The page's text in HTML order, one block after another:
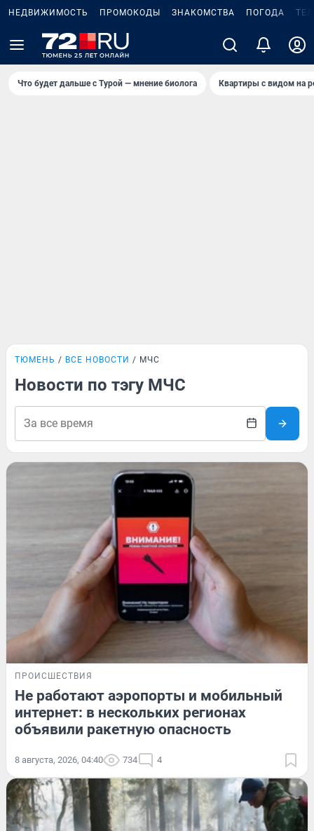
НЕДВИЖИМОСТЬ ПРОМОКОДЫ ЗНАКОМСТВА ПОГОДА
Что будет дальше с Турой — мнение биолога Квартиры с видом на
ТЮМЕНЬ ВСЕ НОВОСТИ МЧС
Новости по тэгу МЧС
ПРОИСШЕСТВИЯ
Не работают аэропорты и мобильный
интернет: в нескольких регионах
объявили ракетную опасность
8 августа, 2026, 04:40 734 4